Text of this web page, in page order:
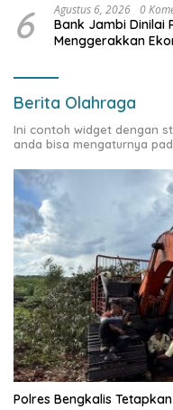
6 Agustus 6, 2026 0
Bank Jambi Dinilai
Menggerakkan
Berita Olahraga
Ini contoh widget dengan
anda bisa mengaturnya
Polres Bengkalis